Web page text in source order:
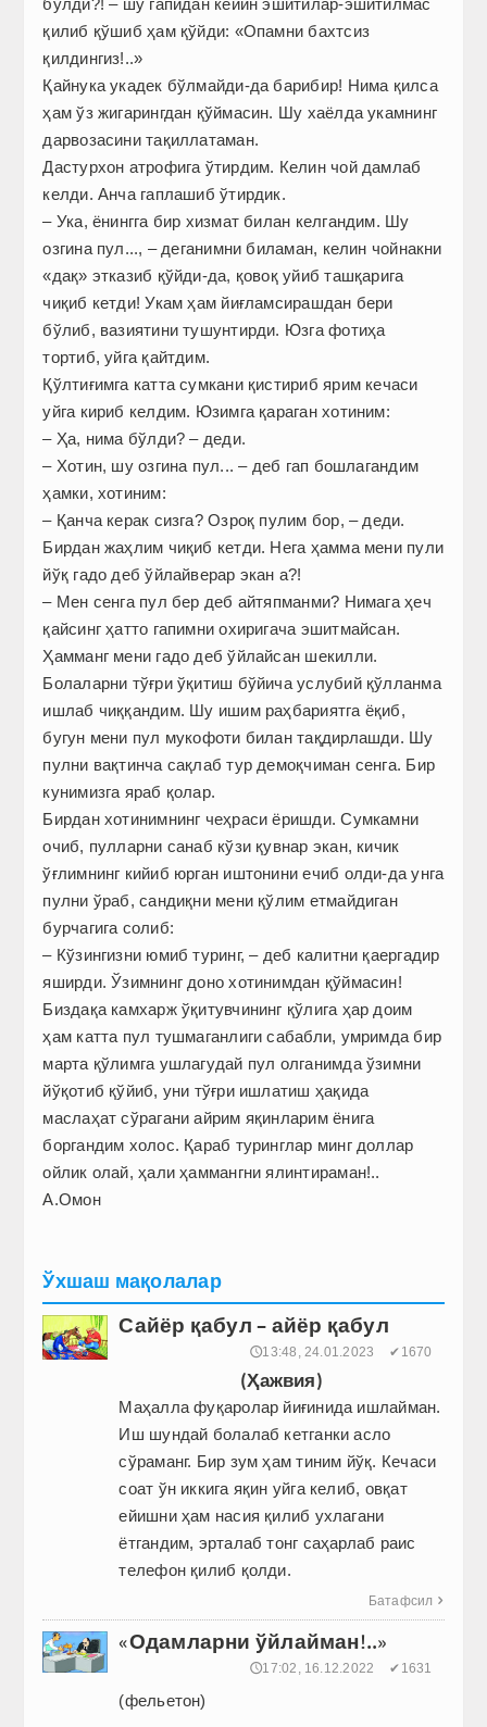
бўлди?! – шу гапидан кейин эшитилар-эшитилмас
қилиб қўшиб ҳам қўйди: «Опамни бахтсиз
қилдингиз!..»
Қайнука укадек бўлмайди-да барибир! Нима қилса
ҳам ўз жигарингдан қўймасин. Шу хаёлда укамнинг
дарвозасини тақиллатаман.
Дастурхон атрофига ўтирдим. Келин чой дамлаб
келди. Анча гаплашиб ўтирдик.
– Ука, ёнингга бир хизмат билан келгандим. Шу
озгина пул..., – деганимни биламан, келин чойнакни
«дақ» этказиб қўйди-да, қовоқ уйиб ташқарига
чиқиб кетди! Укам ҳам йиғламсирашдан бери
бўлиб, вазиятини тушунтирди. Юзга фотиҳа
тортиб, уйга қайтдим.
Қўлтиғимга катта сумкани қистириб ярим кечаси
уйга кириб келдим. Юзимга қараган хотиним:
– Ҳа, нима бўлди? – деди.
– Хотин, шу озгина пул... – деб гап бошлагандим
ҳамки, хотиним:
– Қанча керак сизга? Озроқ пулим бор, – деди.
Бирдан жаҳлим чиқиб кетди. Нега ҳамма мени пули
йўқ гадо деб ўйлайверар экан а?!
– Мен сенга пул бер деб айтяпманми? Нимага ҳеч
қайсинг ҳатто гапимни охиригача эшитмайсан.
Ҳамманг мени гадо деб ўйлайсан шекилли.
Болаларни тўғри ўқитиш бўйича услубий қўлланма
ишлаб чиққандим. Шу ишим раҳбариятга ёқиб,
бугун мени пул мукофоти билан тақдирлашди. Шу
пулни вақтинча сақлаб тур демоқчиман сенга. Бир
кунимизга яраб қолар.
Бирдан хотинимнинг чеҳраси ёришди. Сумкамни
очиб, пулларни санаб кўзи қувнар экан, кичик
ўғлимнинг кийиб юрган иштонини ечиб олди-да унга
пулни ўраб, сандиқни мени қўлим етмайдиган
бурчагига солиб:
– Кўзингизни юмиб туринг, – деб калитни қаергадир
яширди. Ўзимнинг доно хотинимдан қўймасин!
Биздақа камхарж ўқитувчининг қўлига ҳар доим
ҳам катта пул тушмаганлиги сабабли, умримда бир
марта қўлимга ушлагудай пул олганимда ўзимни
йўқотиб қў­йиб, уни тўғри ишлатиш ҳақида
маслаҳат сўрагани айрим яқинларим ёнига
боргандим холос. Қараб туринглар минг доллар
ойлик олай, ҳали ҳаммангни ялинтираман!..
А.Омон
Ўхшаш мақолалар
Сайёр қабул – айёр қабул
🕔13:48, 24.01.2023 ✔1670
(Ҳажвия)
Маҳалла фуқаролар йиғинида ишлайман.
Иш шундай болалаб кетганки асло
сўраманг. Бир зум ҳам тиним йўқ. Кечаси
соат ўн иккига яқин уйга келиб, овқат
ейишни ҳам насия қилиб ухлагани
ётгандим, эрталаб тонг саҳарлаб раис
телефон қилиб қолди.
Батафсил 
«Одамларни ўйлайман!..»
🕔17:02, 16.12.2022 ✔1631
(фельетон)